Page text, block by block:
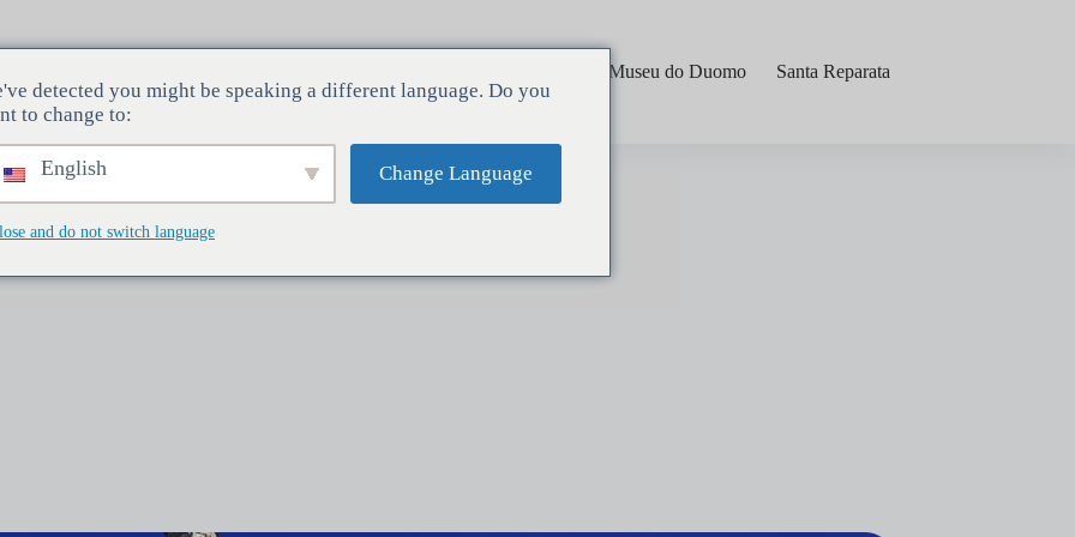
Museu do Duomo Santa Reparata
detected you might be speaking a different language. Do you
to change to:
English Change Language
and do not switch language